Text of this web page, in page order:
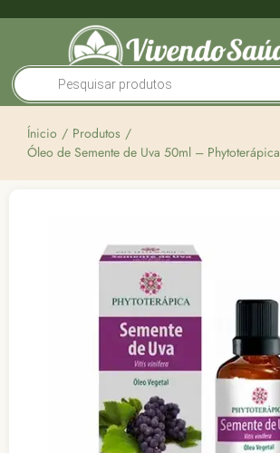
Ínicio / Produtos /
Óleo de Semente de Uva 50ml – Phytoterápica